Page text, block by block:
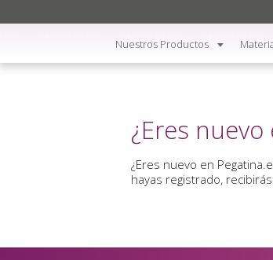
Nuestros Productos
¿Eres nuevo
¿Eres nuevo en
hayas registrado,